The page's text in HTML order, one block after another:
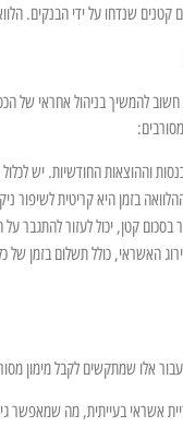
קטנים שנדחו על ידי הבנקים.
להמשיך בניהול אחראי של
וההוצאות החודשיות. יש
בזמן היא קריטית לשיפור
בסכום קטן, יכול לעזור להתגבר
האשראי, כולל תשלום בזמן של
אלו שמתקשים לקבל מימון
אשראי בעייתית, מה שמאפשר